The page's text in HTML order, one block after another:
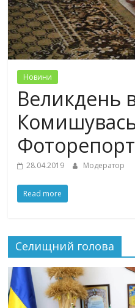
Новини
Великдень
28.04.2019 Модератор
Read more
Селищний голова